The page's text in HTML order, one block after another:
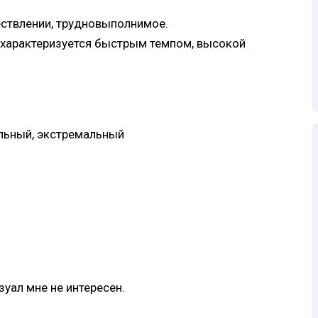
трудновыполнимое.
быстрым темпом, высокой
экстремальный
мне не интересен.